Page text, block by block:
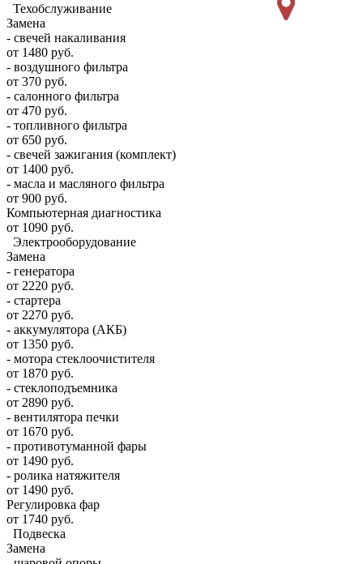
Техобслуживание
Замена
- свечей накаливания
от 1480 руб.
- воздушного фильтра
от 370 руб.
- салонного фильтра
от 470 руб.
- топливного фильтра
от 650 руб.
- свечей зажигания (комплект)
от 1400 руб.
- масла и масляного фильтра
от 900 руб.
Компьютерная диагностика
от 1090 руб.
Электрооборудование
Замена
- генератора
от 2220 руб.
- стартера
от 2270 руб.
- аккумулятора (АКБ)
от 1350 руб.
- мотора стеклоочистителя
от 1870 руб.
- стеклоподъемника
от 2890 руб.
- вентилятора печки
от 1670 руб.
- противотуманной фары
от 1490 руб.
- ролика натяжителя
от 1490 руб.
Регулировка фар
от 1740 руб.
Подвеска
Замена